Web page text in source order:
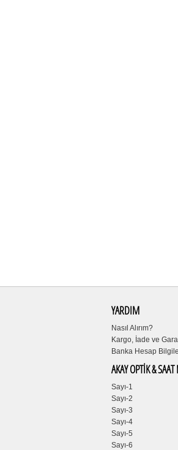
YARDIM
Nasıl Alırım?
Kargo, İade ve
Banka Hesap
AKAY OPTİK &
Sayı-1
Sayı-2
Sayı-3
Sayı-4
Sayı-5
Sayı-6